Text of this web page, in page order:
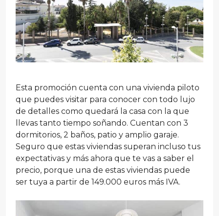
Esta promoción cuenta con una vivienda piloto
que puedes visitar para conocer con todo lujo
de detalles como quedará la casa con la que
llevas tanto tiempo soñando. Cuentan con 3
dormitorios, 2 baños, patio y amplio garaje.
Seguro que estas viviendas superan incluso tus
expectativas y más ahora que te vas a saber el
precio, porque una de estas viviendas puede
ser tuya a partir de 149.000 euros más IVA.